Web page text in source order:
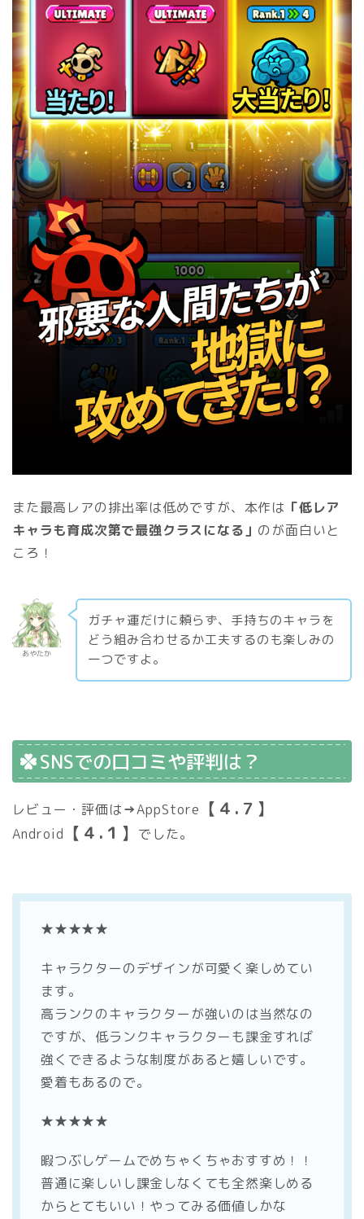
また最高レアの排出率は低めですが、本作は 「低レア
キャラも育成次第で最強クラスになる」 のが面白いと
ころ！
あやたか
ガチャ運だけに頼らず、手持ちのキャラを
どう組み合わせるか工夫するのも楽しみの
一つですよ。
SNSでの口コミや評判は？
レビュー・評価は→AppStore 【４.７】
Android 【４.１】 でした。
★★★★★
キャラクターのデザインが可愛く楽しめてい
ます。
高ランクのキャラクターが強いのは当然なの
ですが、低ランクキャラクターも課金すれば
強くできるような制度があると嬉しいです。
愛着もあるので。
★★★★★
暇つぶしゲームでめちゃくちゃおすすめ！！
普通に楽しいし課金しなくても全然楽しめる
からとてもいい！やってみる価値しかな